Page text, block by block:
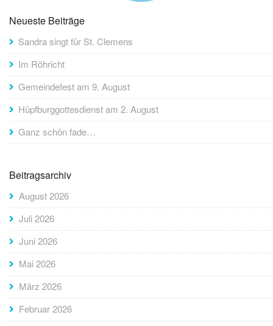
Neueste Beiträge
Sandra singt für St. Clemens
Im Röhricht
Gemeindefest am 9. August
Hüpfburggottesdienst am 2. August
Ganz schön fade…
Beitragsarchiv
August 2026
Juli 2026
Juni 2026
Mai 2026
März 2026
Februar 2026